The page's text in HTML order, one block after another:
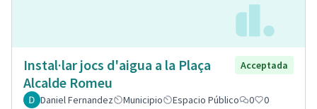
Instal·lar jocs d'aigua a la Plaça
Alcalde Romeu
Acceptada
Daniel Fernandez Municipio Espacio Público 0 0